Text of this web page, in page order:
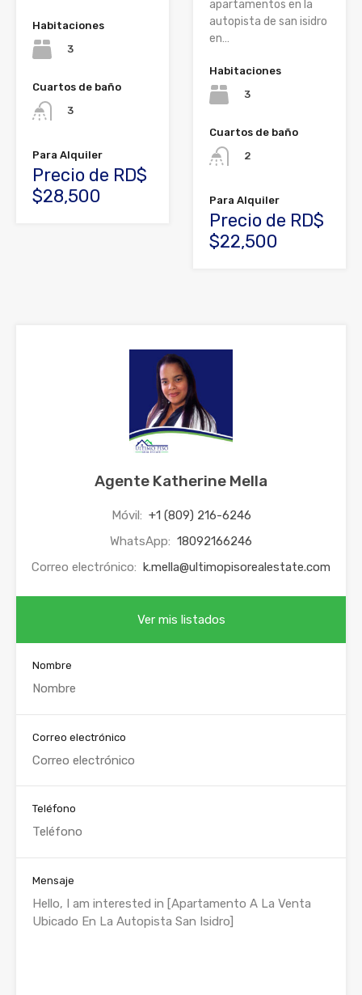
Habitaciones
3
Cuartos de baño
3
Para Alquiler
Precio de RD$
$28,500
apartamentos en la
autopista de san isidro
en…
Habitaciones
3
Cuartos de baño
2
Para Alquiler
Precio de RD$
$22,500
Agente Katherine Mella
Móvil: +1 (809) 216-6246
WhatsApp: 18092166246
Correo electrónico: k.mella@ultimopisorealestate.com
Ver mis listados
Nombre
Correo electrónico
Teléfono
Mensaje